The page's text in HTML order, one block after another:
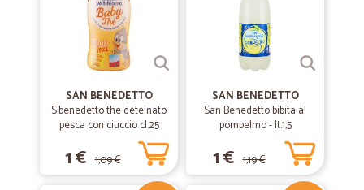
SAN BENEDETTO
S.benedetto the deteinato
pesca con ciuccio cl.25
1 € 1,09 €
SAN BENEDETTO
San Benedetto bibita al
pompelmo - lt.1,5
1 € 1,19 €